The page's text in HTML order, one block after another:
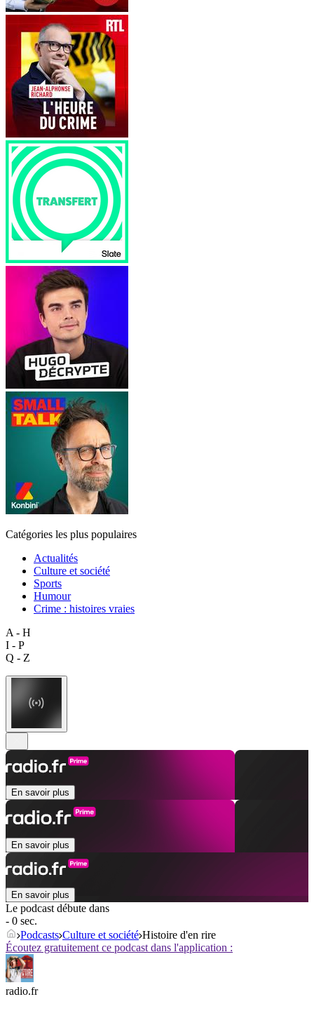
Catégories les plus populaires
Actualités
Culture et société
Sports
Humour
Crime : histoires vraies
A - H
I - P
Q - Z
En savoir plus
En savoir plus
En savoir plus
Le podcast débute dans
- 0 sec.
Podcasts Culture et société Histoire d'en rire
Écoutez gratuitement ce podcast dans l'application :
radio.fr